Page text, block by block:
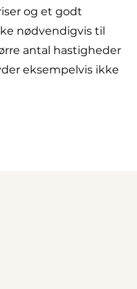
og et godt
nødvendigvis til
antal hastigheder
eksempelvis ikke